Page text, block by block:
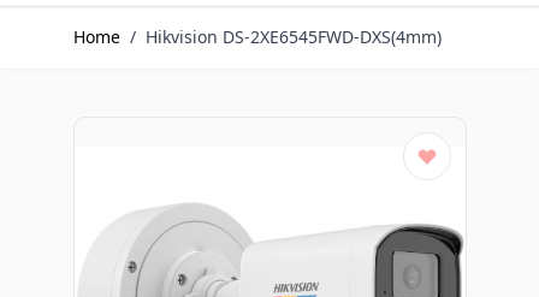
Home / Hikvision DS-2XE6545FWD-DXS(4mm)